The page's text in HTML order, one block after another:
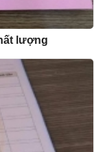
lượng